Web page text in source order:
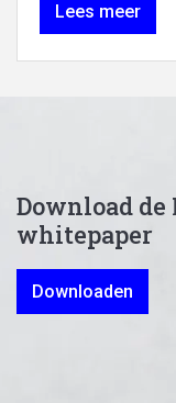
Lees meer
Download
whitepaper
Downloaden